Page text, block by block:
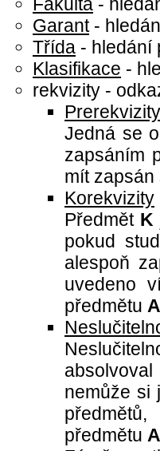
Garant-
Třída - hledání
Klasifikace -
rekvizity -
Prerekvizity
Jedná se
zapsáním
mít
Korekvizity
Předmět K
pokud
alespoň
uvedeno
předmětu A
nemůže si
předmětu A